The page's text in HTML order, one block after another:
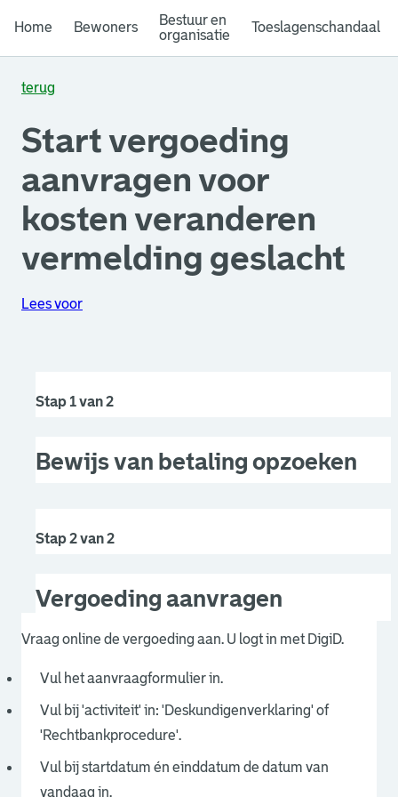
Home Bewoners
Bestuur en
organisatie
Toeslagenschandaal
terug
Start vergoeding
aanvragen voor
kosten veranderen
vermelding geslacht
Lees voor
Stap 1 van 2
Bewijs van betaling opzoeken
Stap 2 van 2
Vergoeding aanvragen
Vraag online de vergoeding aan. U logt in met DigiD.
Vul het aanvraagformulier in.
Vul bij 'activiteit' in: 'Deskundigenverklaring' of
'Rechtbankprocedure'.
Vul bij startdatum én einddatum de datum van
vandaag in.